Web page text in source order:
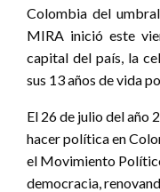
Colombia del
MIRA inició este
capital del país, la
sus 13 años de vida
El 26 de julio del año
hacer política en
el Movimiento
democracia,